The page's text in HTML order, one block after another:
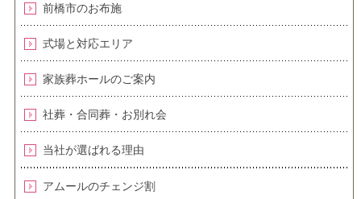
前橋市のお布施
式場と対応エリア
家族葬ホールのご案内
社葬・合同葬・お別れ会
当社が選ばれる理由
アムールのチェンジ割